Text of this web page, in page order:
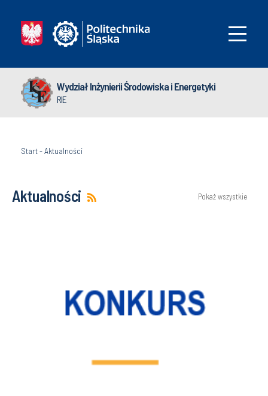
Wydział Inżynierii Środowiska i Energetyki
RIE
Start-Aktualności
Aktualności Pokaż wszystkie